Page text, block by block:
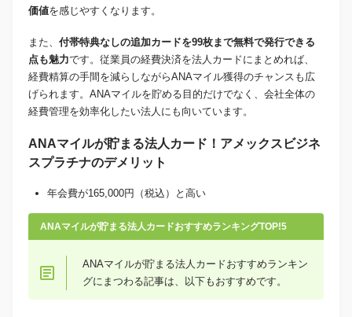
価値を感じやすくなります。
また、 付帯特典なしの追加カードを99枚まで無料で発行できる
点も魅力です。従業員の経費決済を法人カードにまとめれば、
経費精算の手間を減らしながらANAマイル獲得のチャンスも広
げられます。ANAマイルを貯める目的だけでなく、会社全体の
経費管理を効率化したい法人にも向いています。
ANAマイルが貯まる法人カード！アメックスビジネ
スプラチナのデメリット
年会費が165,000円（税込）と高い
ANAマイルが貯まる法人カードおすすめランキングTOP!5
ANAマイルが貯まる法人カードおすすめランキン
グにまつわる記事は、以下もおすすめです。